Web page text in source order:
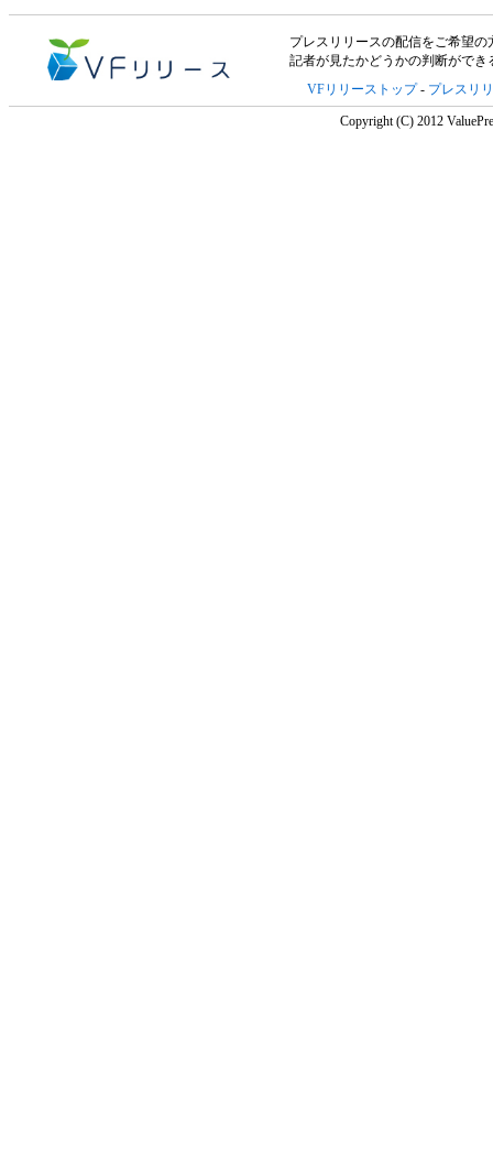
プレスリリースの配信をご希望の
記者が見たかどうかの判断がで
VFリリーストップ- プレスリ
Copyright (C) 2012